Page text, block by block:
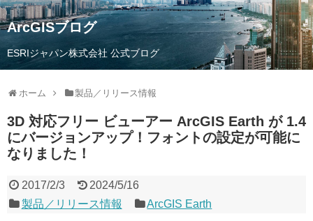
ArcGISブログ
ESRIジャパン株式会社 公式ブログ
ホーム 製品／リリース情報
3D 対応フリー ビューアー ArcGIS Earth が 1.4
にバージョンアップ！フォントの設定が可能に
なりました！
2017/2/3
2024/5/16
製品／リリース情報
ArcGIS Earth